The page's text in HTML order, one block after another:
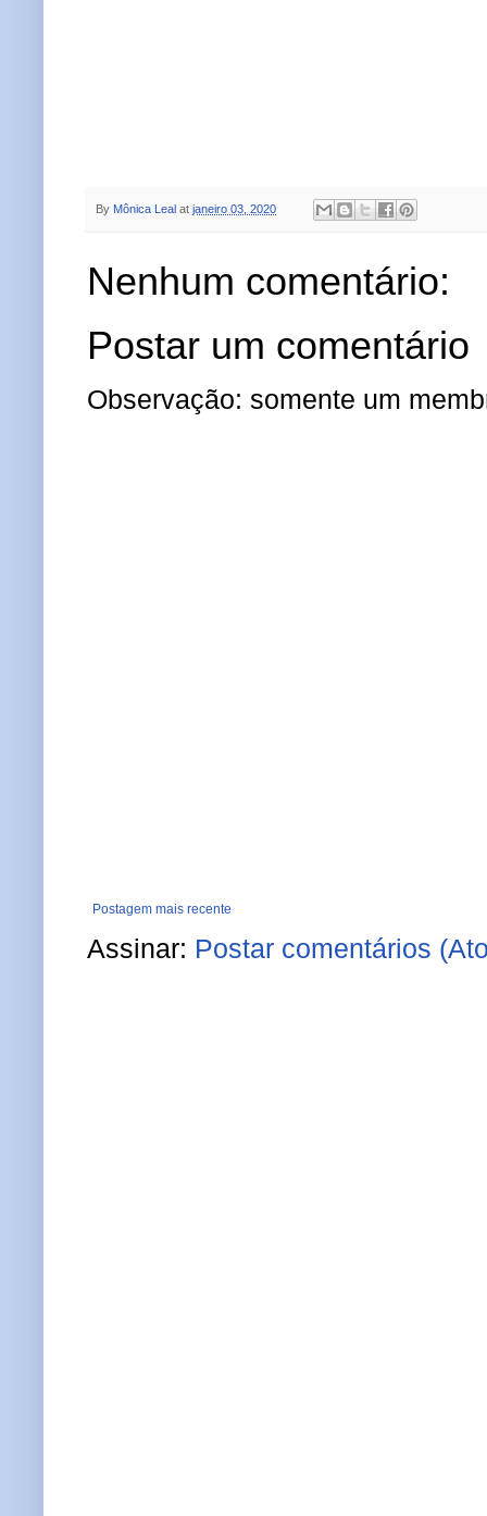
By Mônica Leal at janeiro 03, 2020
Nenhum comentário:
Postar um comentário
Observação: somente um
Postagem mais recente
Assinar: Postar comentários